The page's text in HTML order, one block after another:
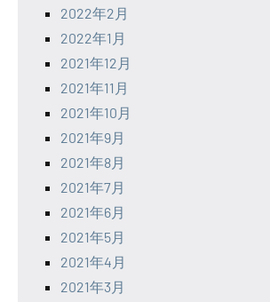
2022年2月
2022年1月
2021年12月
2021年11月
2021年10月
2021年9月
2021年8月
2021年7月
2021年6月
2021年5月
2021年4月
2021年3月